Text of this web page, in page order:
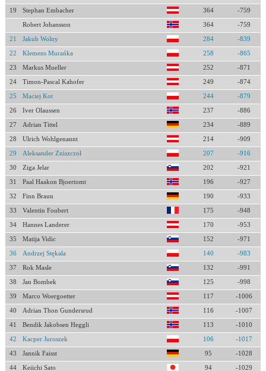
19 Stephan Embacher 364 -759
Robert Johansson 364 -759
21 Jakub Wolny 284 -839
22 Klemens Murańka 258 -865
23 Markus Mueller 252 -871
24 Timon-Pascal Kahofer 249 -874
25 Maciej Kot 244 -879
26 Iver Olaussen 237 -886
27 Adrian Tittel 234 -889
28 Ulrich Wohlgenannt 214 -909
29 Aleksander Zniszczoł 207 -916
30 Ziga Jelar 202 -921
31 Paal Haakon Bjoertomt 196 -927
32 Finn Braun 190 -933
33 Valentin Foubert 175 -948
34 Hannes Landerer 170 -953
35 Matija Vidic 152 -971
36 Andrzej Stękała 140 -983
37 Rok Masle 132 -991
38 Jan Bombek 125 -998
39 Marco Woergoetter 117 -1006
40 Adrian Thon Gundersrud 116 -1007
41 Bendik Jakobsen Heggli 113 -1010
42 Kacper Juroszek 106 -1017
43 Jannik Faisst 95 -1028
44 Keiichi Sato 94 -1029